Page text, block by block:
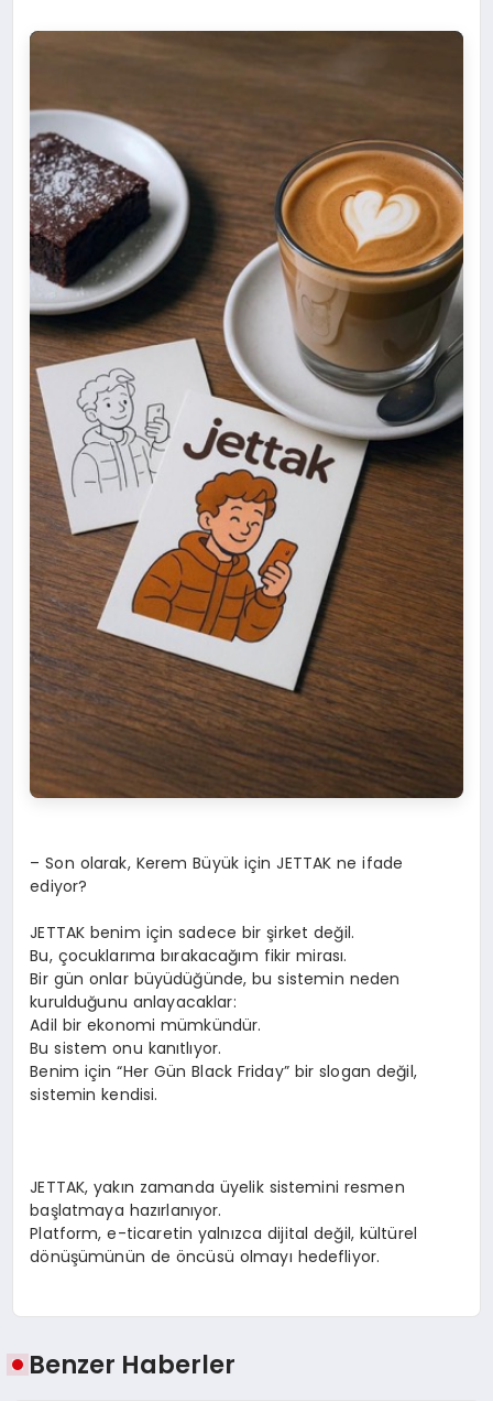
– Son olarak, Kerem Büyük için JETTAK ne ifade
ediyor?
JETTAK benim için sadece bir şirket değil.
Bu, çocuklarıma bırakacağım fikir mirası.
Bir gün onlar büyüdüğünde, bu sistemin neden
kurulduğunu anlayacaklar:
Adil bir ekonomi mümkündür.
Bu sistem onu kanıtlıyor.
Benim için “Her Gün Black Friday” bir slogan değil,
sistemin kendisi.
JETTAK, yakın zamanda üyelik sistemini resmen
başlatmaya hazırlanıyor.
Platform, e-ticaretin yalnızca dijital değil, kültürel
dönüşümünün de öncüsü olmayı hedefliyor.
Benzer Haberler